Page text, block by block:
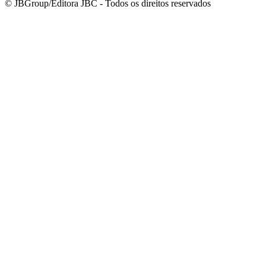
© JBGroup/Editora JBC - Todos os direitos reservados